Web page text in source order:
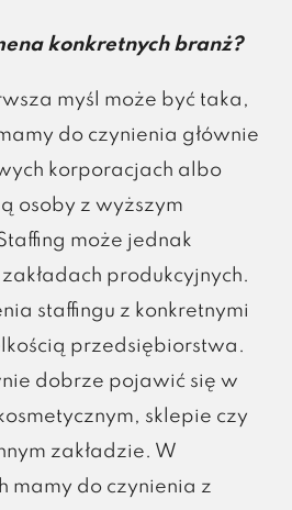
konkretnych branż?
myśl może być taka,
do czynienia głównie
korporacjach albo
osoby z wyższym
może jednak
produkcyjnych.
staffingu z konkretnymi
przedsiębiorstwa.
dobrze pojawić się w
sklepie czy
zakładzie. W
mamy do czynienia z